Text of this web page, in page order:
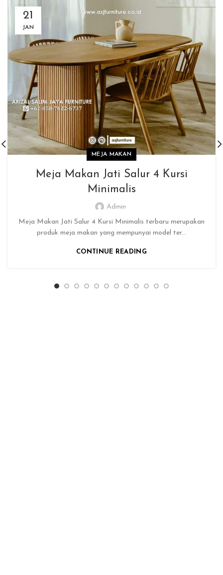
21
JAN
MEJA MAKAN
Meja Makan Jati Salur 4 Kursi
Minimalis
Admin
Meja Makan Jati Salur 4 Kursi Minimalis terbaru merupakan
produk meja makan yang mempunyai model ter...
CONTINUE READING